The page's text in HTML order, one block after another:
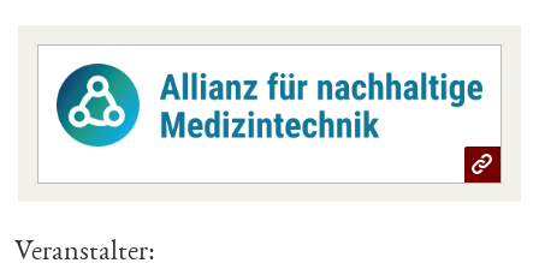
Veranstalter: